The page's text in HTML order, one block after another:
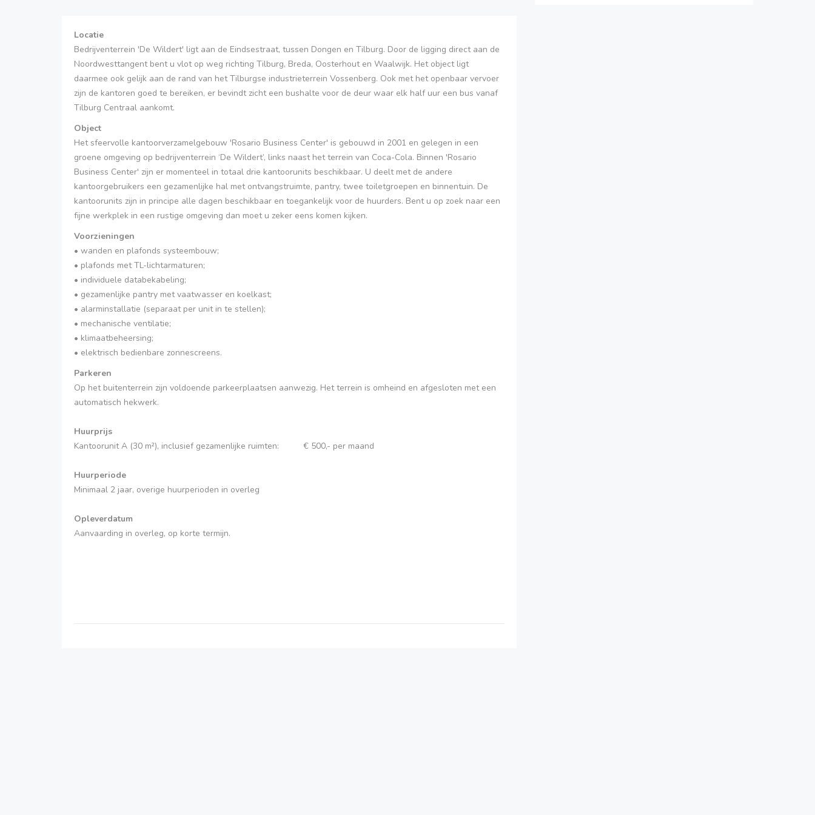
Locatie
Bedrijventerrein 'De Wildert' ligt aan de Eindsestraat, tussen Dongen en Tilburg. Door de ligging direct aan de
Noordwesttangent bent u vlot op weg richting Tilburg, Breda, Oosterhout en Waalwijk. Het object ligt
daarmee ook gelijk aan de rand van het Tilburgse industrieterrein Vossenberg. Ook met het openbaar vervoer
zijn de kantoren goed te bereiken, er bevindt zicht een bushalte voor de deur waar elk half uur een bus vanaf
Tilburg Centraal aankomt.
Object
Het sfeervolle kantoorverzamelgebouw 'Rosario Business Center' is gebouwd in 2001 en gelegen in een
groene omgeving op bedrijventerrein ‘De Wildert’, links naast het terrein van Coca-Cola. Binnen 'Rosario
Business Center' zijn er momenteel in totaal drie kantoorunits beschikbaar. U deelt met de andere
kantoorgebruikers een gezamenlijke hal met ontvangstruimte, pantry, twee toiletgroepen en binnentuin. De
kantoorunits zijn in principe alle dagen beschikbaar en toegankelijk voor de huurders. Bent u op zoek naar een
fijne werkplek in een rustige omgeving dan moet u zeker eens komen kijken.
Voorzieningen
• wanden en plafonds systeembouw;
• plafonds met TL-lichtarmaturen;
• individuele databekabeling;
• gezamenlijke pantry met vaatwasser en koelkast;
• alarminstallatie (separaat per unit in te stellen);
• mechanische ventilatie;
• klimaatbeheersing;
• elektrisch bedienbare zonnescreens.
Parkeren
Op het buitenterrein zijn voldoende parkeerplaatsen aanwezig. Het terrein is omheind en afgesloten met een
automatisch hekwerk.
Huurprijs
Kantoorunit A (30 m²), inclusief gezamenlijke ruimten: € 500,- per maand
Huurperiode
Minimaal 2 jaar, overige huurperioden in overleg
Opleverdatum
Aanvaarding in overleg, op korte termijn.